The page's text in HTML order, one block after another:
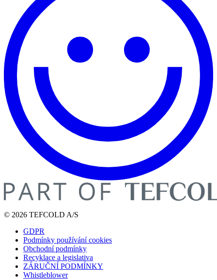
© 2026 TEFCOLD A/S
GDPR
Podmínky používání cookies
Obchodní podmínky
Recyklace a legislativa
ZÁRUČNÍ PODMÍNKY
Whistleblower